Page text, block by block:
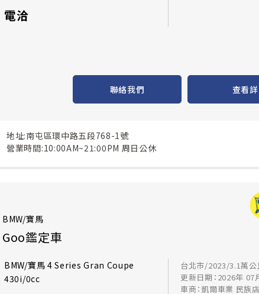
電洽
聯絡我們 查看
地址:南屯區環中路五段768-1號
營業時間:10:00AM~21:00PM 周日公休
BMW/寶馬
Goo鑑定車
BMW/寶馬 4 Series Gran Coupe
430i/0cc
台北市/2023/3.1萬公
更新日期：2026年 07
車商：凱爾車業 民族